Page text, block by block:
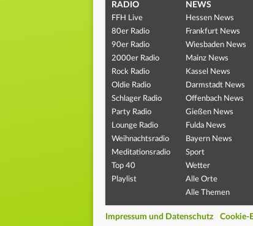
RADIO
FFH Live
80er Radio
90er Radio
2000er Radio
Rock Radio
Oldie Radio
Schlager Radio
Party Radio
Lounge Radio
Weihnachtsradio
Meditationsradio
Top 40
Playlist
NEWS
Hessen News
Frankfurt News
Wiesbaden News
Mainz News
Kassel News
Darmstadt News
Offenbach News
Gießen News
Fulda News
Bayern News
Sport
Wetter
Alle Orte
Alle Themen
Impressum und Datenschutz Cookie-